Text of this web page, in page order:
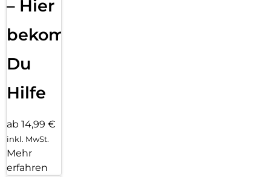
– Hier
bekommst
Du
Hilfe
ab 14,99 €
inkl. MwSt.
Mehr
erfahren